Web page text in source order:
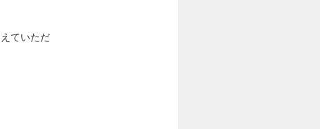
ていただ